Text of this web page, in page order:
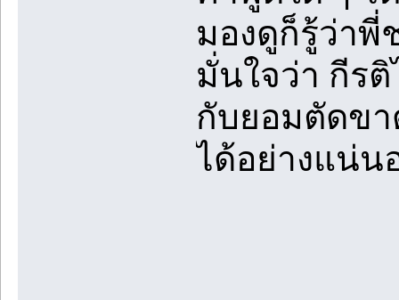
มองดูก็รู้ว่าพี่
มั่นใจว่า กีร
กับยอมตัดขา
ได้อย่างแน่น